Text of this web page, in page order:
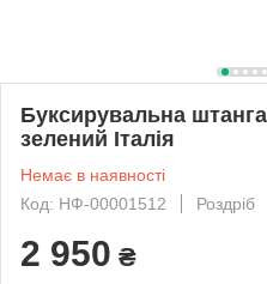
Буксирувальна
зелений Італія
Немає в наявності
Код: НФ-00001512
Роздріб
2 950 ₴